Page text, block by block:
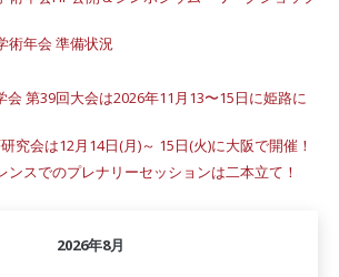
術年会 準備状況
会 第39回大会は2026年11月13〜15日に姫路に
究会は12月14日(月)～ 15日(火)に大阪で開催！
ンスでのプレナリーセッションは二本立て！
2026年8月